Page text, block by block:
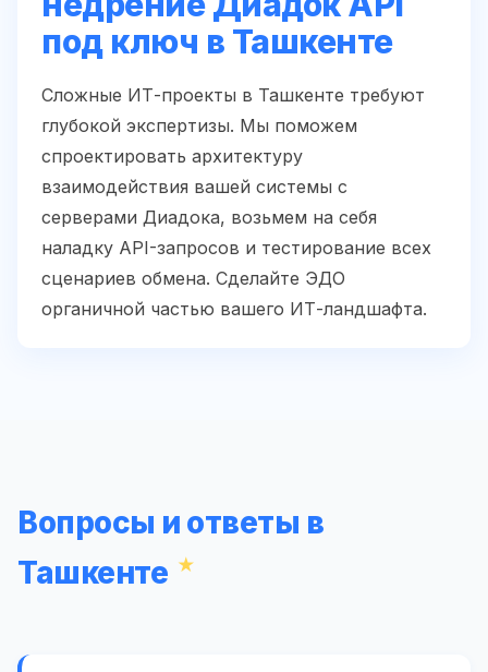
под ключ в Ташкенте
Сложные ИТ-проекты в Ташкенте требуют
глубокой экспертизы. Мы поможем
спроектировать архитектуру
взаимодействия вашей системы с
серверами Диадока, возьмем на себя
наладку API-запросов и тестирование всех
сценариев обмена. Сделайте ЭДО
органичной частью вашего ИТ-ландшафта.
Вопросы и ответы в
Ташкенте